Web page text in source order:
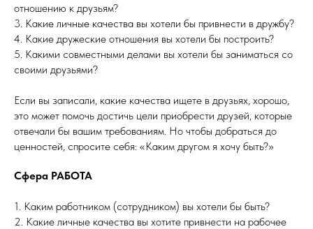
отношению к друзьям?
3. Какие личные качества вы хотели бы привнести в дружбу?
4. Какие дружеские отношения вы хотели бы построить?
5. Какими совместными делами вы хотели бы заниматься со
своими друзьями?
Если вы записали, какие качества ищете в друзьях, хорошо,
это может помочь достичь цели приобрести друзей, которые
отвечали бы вашим требованиям. Но чтобы добраться до
ценностей, спросите себя: «Каким другом я хочу быть?»
Сфера РАБОТА
1. Каким работником (сотрудником) вы хотели бы быть?
2. Какие личные качества вы хотите привнести на рабочее